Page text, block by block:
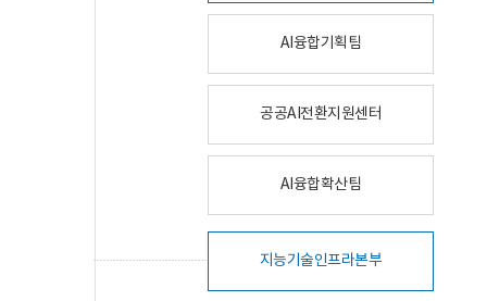
AI융합기획팀
공공AI전환지원센터
AI융합확산팀
지능기술인프라본부